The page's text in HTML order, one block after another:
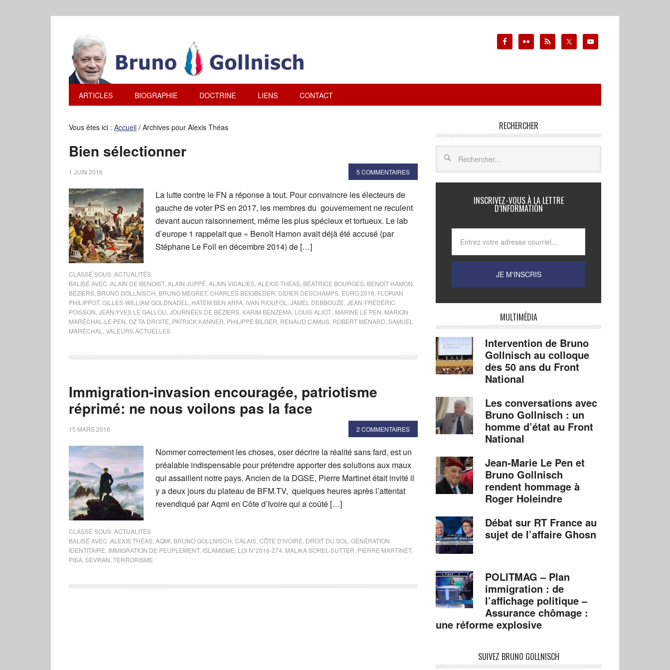
ARTICLES BIOGRAPHIE DOCTRINE LIENS CONTACT
Vous êtes ici : Accueil / Archives pour Alexis Théas
Bien sélectionner
1 JUIN 2016 5 COMMENTAIRES
La lutte contre le FN a réponse à tout. Pour convaincre les électeurs de
gauche de voter PS en 2017, les membres du gouvernement ne reculent
devant aucun raisonnement, même les plus spécieux et tortueux. Le lab
d’europe 1 rappelait que « Benoît Hamon avait déjà été accusé (par
Stéphane Le Foll en décembre 2014) de […]
CLASSÉ SOUS :ACTUALITÉS
BALISÉ AVEC :ALAIN DE BENOIST, ALAIN JUPPÉ ALAIN VIDALIES ALEXIS THÉAS BÉATRICE BOURGES BENOÎT HAMON
BÉZIERS BRUNO GOLLNISCH BRUNO MÉGRET, CHARLES BEIGBEDER DIDIER DESCHAMPS EURO 2016 FLORIAN
PHILIPPOT, GILLES-WILLIAM GOLDNADEL HATEM BEN ARFA IVAN RIOUFOL JAMEL DEBBOUZE JEAN-FRÉDÉRIC
POISSON JEAN-YVES LE GALLOU JOURNÉES DE BÉZIERS KARIM BENZEMA LOUIS ALIOT. MARINE LE PEN MARION
MARÉCHAL-LE PEN OZ TA DROITE PATRICK KANNER PHILIPPE BILGER RENAUD CAMUS ROBERT MÉNARD SAMUEL
MARÉCHAL
VALEURS ACTUELLES
Immigration-invasion encouragée, patriotisme
réprimé: ne nous voilons pas la face
15 MARS 2016 2 COMMENTAIRES
Nommer correctement les choses, oser décrire la réalité sans fard, est un
préalable indispensable pour prétendre apporter des solutions aux maux
qui assaillent notre pays. Ancien de la DGSE, Pierre Martinet était invité il
y a deux jours du plateau de BFM.TV, quelques heures après l’attentat
revendiqué par Aqmi en Côte d’Ivoire qui a coûté […]
CLASSÉ SOUS :ACTUALITÉS
BALISÉ AVEC :ALEXIS THÉAS AQMI BRUNO GOLLNISCH CALAIS CÔTE D'IVOIRE DROIT DU SOL
GÉNÉRATION
IDENTITAIRE IMMIGRATION DE PEUPLEMENT, ISLAMISME LOI N°2016-274 MALIKA SOREL-SUTTER PIERRE MARTINET,
PISA SEVRAN TERRORISME
RECHERCHER
INSCRIVEZ-VOUS À LA LETTRE
D’INFORMATION
MULTIMÉDIA
Intervention de Bruno
Gollnisch au colloque
des 50 ans du Front
National
Les conversations avec
Bruno Gollnisch : un
homme d’état au Front
National
Jean-Marie Le Pen et
Bruno Gollnisch
rendent hommage à
Roger Holeindre
Débat sur RT France au
sujet de l’affaire Ghosn
POLITMAG – Plan
immigration : de
l’affichage politique –
Assurance chômage :
une réforme explosive
SUIVEZ BRUNO GOLLNISCH